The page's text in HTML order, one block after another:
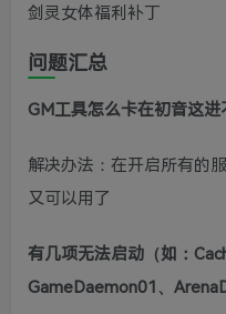
剑灵女体福利补丁
问题汇总
GM工具怎么卡在初音这进
解决办法：在开启所有的
又可以用了
有几项无法启动（如：
GameDaemon01、